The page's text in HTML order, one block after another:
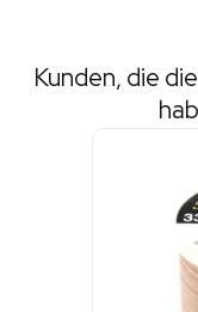
Kunden, die